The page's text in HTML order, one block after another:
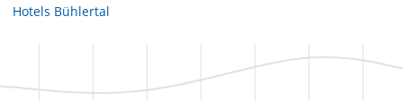
Hotels Bühlertal